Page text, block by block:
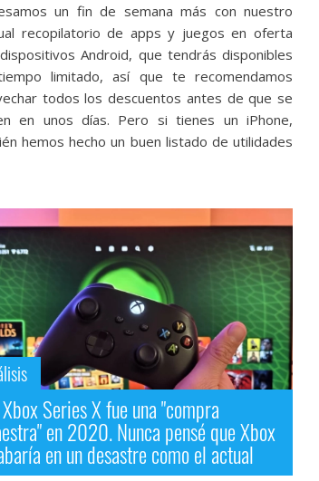
un fin de semana más con nuestro
recopilatorio de apps y juegos en oferta
Android, que tendrás disponibles
limitado, así que te recomendamos
todos los descuentos antes de que se
en unos días. Pero si tienes un iPhone,
hemos hecho un buen listado de utilidades
Series X fue una "compra
en 2020. Nunca pensé que Xbox
en un desastre como el actual